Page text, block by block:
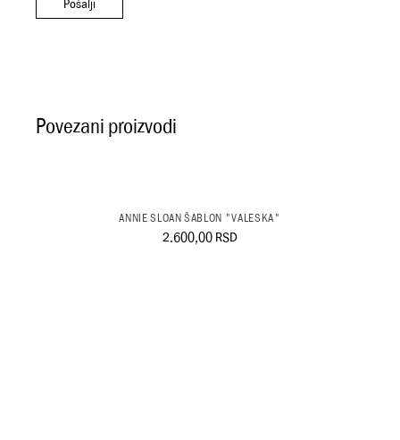
Pošalji
Povezani proizvodi
ANNIE SLOAN ŠABLON "VALESKA"
2.600,00RSD